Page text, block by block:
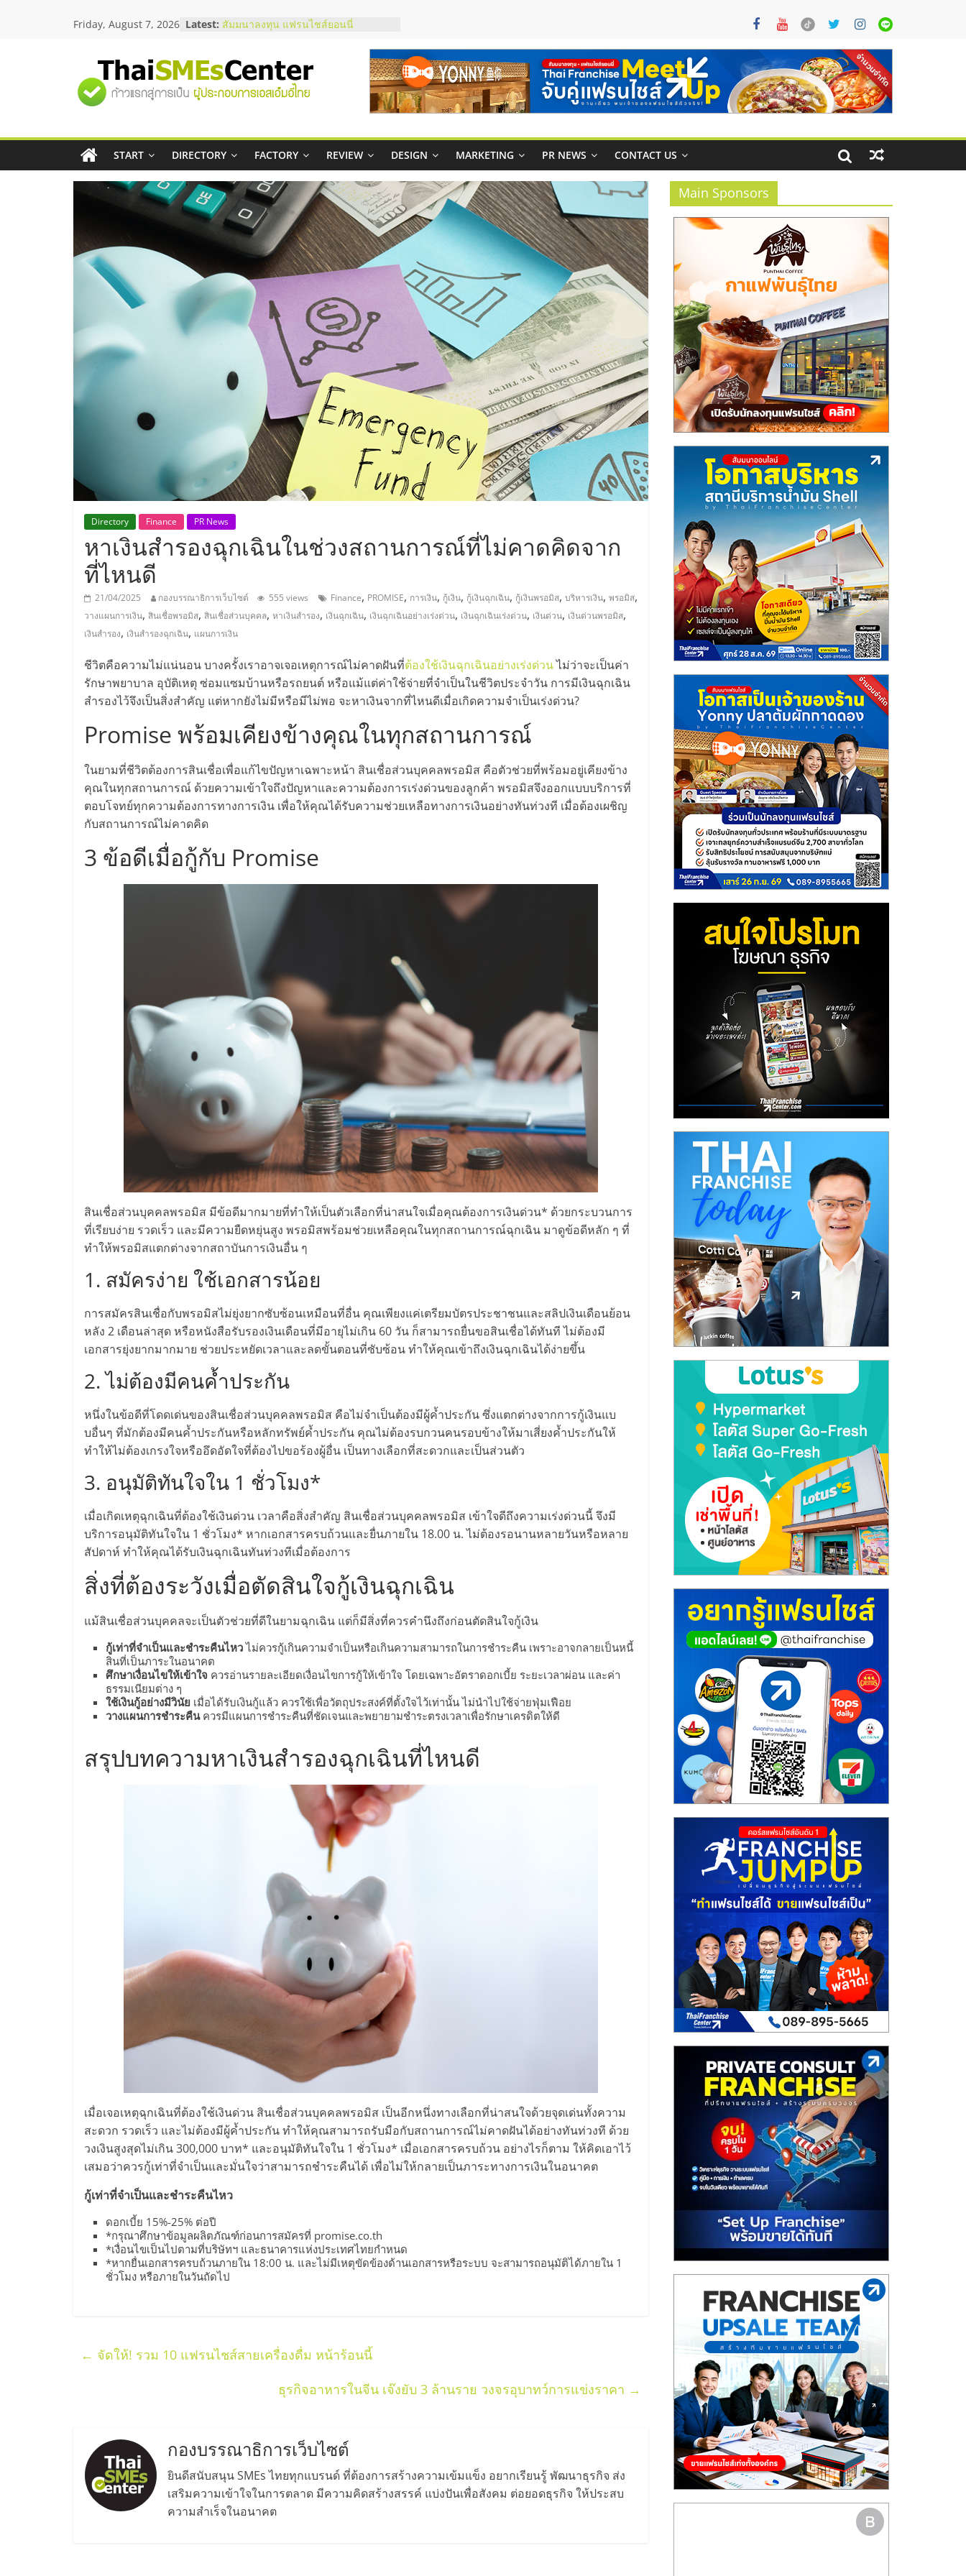
Friday, August 7, 2026 Latest: สัมมนาลงทุน แฟรนไชส์ยอนนี่
ร้านเครื่องเสียงคุณภาพสูง พร้อม
โซลูชันระบบภาพและเสียง
บริษัท Cybersecurity ในไทยที่ไหนดี?
วิธีเลือกผู้ให้บริการให้คุ้มค่าและตอบ
อยากหาเงินทุน เพิ่มสภาพคล่องให้ธุรกิจ
เริ่มยังไงให้ผ่านฉลุย
สัมมนาออนไลน์ โอกาสบริหารสถานี
บริการน้ำมัน Shell
"ศูนย์
รวม
ข้อมูล
ธุรกิจ
SME
แห่ง
ประเทศไทย,
ThaiSMEsCenter,
รวม
ธุรกิจ
เอ
ส
เอ็
มอี
ไทย,
SMEs,
แฟ
รน
ไชส์,
ที่
ปรึกษา
ไชส์,
รวม
ขาย
แฟ
รน
ไชส์
แฟ
รน
ไชส์
ขาย
หน้า
บ้าน
ลงทุน
น้อย
คืน
ทุน
ไว,
ขยาย
แฟ
รน
ไชส์,
ศูนย์
รวม
รน
ทำเล
สำหรับ
START DIRECTORY FACTORY REVIEW DESIGN MARKETING PR NEWS CONTACT US
Directory Finance PR News
หาเงินสำรองฉุกเฉินในช่วงสถานการณ์ที่ไม่คาดคิดจาก
ที่ไหนดี
21/04/2025 กองบรรณาธิการเว็บไซต์ 555 views Finance, PROMISE, การเงิน, กู้เงิน, กู้เงินฉุกเฉิน, กู้เงินพรอมิส, บริหารเงิน, พรอมิส,
วางแผนการเงิน, สินเชื่อพรอมิส, สินเชื่อส่วนบุคคล, หาเงินสำรอง, เงินฉุกเฉิน, เงินฉุกเฉินอย่างเร่งด่วน, เงินฉุกเฉินเร่งด่วน, เงินด่วน, เงินด่วนพรอมิส,
เงินสำรอง, เงินสำรองฉุกเฉิน, แผนการเงิน
ชีวิตคือความไม่แน่นอน บางครั้งเราอาจเจอเหตุการณ์ไม่คาดฝันที่ต้องใช้เงินฉุกเฉินอย่างเร่งด่วนไม่ว่าจะเป็นค่า
รักษาพยาบาล อุบัติเหตุ ซ่อมแซมบ้านหรือรถยนต์ หรือแม้แต่ค่าใช้จ่ายที่จำเป็นในชีวิตประจำวัน การมีเงินฉุกเฉิน
สำรองไว้จึงเป็นสิ่งสำคัญ แต่หากยังไม่มีหรือมีไม่พอ จะหาเงินจากที่ไหนดีเมื่อเกิดความจำเป็นเร่งด่วน?
Promise พร้อมเคียงข้างคุณในทุกสถานการณ์
ในยามที่ชีวิตต้องการสินเชื่อเพื่อแก้ไขปัญหาเฉพาะหน้า สินเชื่อส่วนบุคคลพรอมิส คือตัวช่วยที่พร้อมอยู่เคียงข้าง
คุณในทุกสถานการณ์ ด้วยความเข้าใจถึงปัญหาและความต้องการเร่งด่วนของลูกค้า พรอมิสจึงออกแบบบริการที่
ตอบโจทย์ทุกความต้องการทางการเงิน เพื่อให้คุณได้รับความช่วยเหลือทางการเงินอย่างทันท่วงที เมื่อต้องเผชิญ
กับสถานการณ์ไม่คาดคิด
3 ข้อดีเมื่อกู้กับ Promise
สินเชื่อส่วนบุคคลพรอมิส มีข้อดีมากมายที่ทำให้เป็นตัวเลือกที่น่าสนใจเมื่อคุณต้องการเงินด่วน* ด้วยกระบวนการ
ที่เรียบง่าย รวดเร็ว และมีความยืดหยุ่นสูง พรอมิสพร้อมช่วยเหลือคุณในทุกสถานการณ์ฉุกเฉิน มาดูข้อดีหลัก ๆ ที่
ทำให้พรอมิสแตกต่างจากสถาบันการเงินอื่น ๆ
1. สมัครง่าย ใช้เอกสารน้อย
การสมัครสินเชื่อกับพรอมิสไม่ยุ่งยากซับซ้อนเหมือนที่อื่น คุณเพียงแค่เตรียมบัตรประชาชนและสลิปเงินเดือนย้อน
หลัง 2 เดือนล่าสุด หรือหนังสือรับรองเงินเดือนที่มีอายุไม่เกิน 60 วัน ก็สามารถยื่นขอสินเชื่อได้ทันที ไม่ต้องมี
เอกสารยุ่งยากมากมาย ช่วยประหยัดเวลาและลดขั้นตอนที่ซับซ้อน ทำให้คุณเข้าถึงเงินฉุกเฉินได้ง่ายขึ้น
2. ไม่ต้องมีคนค้ำประกัน
หนึ่งในข้อดีที่โดดเด่นของสินเชื่อส่วนบุคคลพรอมิส คือไม่จำเป็นต้องมีผู้ค้ำประกัน ซึ่งแตกต่างจากการกู้เงินแบ
บอื่นๆ ที่มักต้องมีคนค้ำประกันหรือหลักทรัพย์ค้ำประกัน คุณไม่ต้องรบกวนคนรอบข้างให้มาเสี่ยงค้ำประกันให้
ทำให้ไม่ต้องเกรงใจหรืออึดอัดใจที่ต้องไปขอร้องผู้อื่น เป็นทางเลือกที่สะดวกและเป็นส่วนตัว
3. อนุมัติทันใจใน 1 ชั่วโมง*
เมื่อเกิดเหตุฉุกเฉินที่ต้องใช้เงินด่วน เวลาคือสิ่งสำคัญ สินเชื่อส่วนบุคคลพรอมิส เข้าใจดีถึงความเร่งด่วนนี้ จึงมี
บริการอนุมัติทันใจใน 1 ชั่วโมง* หากเอกสารครบถ้วนและยื่นภายใน 18.00 น. ไม่ต้องรอนานหลายวันหรือหลาย
สัปดาห์ ทำให้คุณได้รับเงินฉุกเฉินทันท่วงทีเมื่อต้องการ
สิ่งที่ต้องระวังเมื่อตัดสินใจกู้เงินฉุกเฉิน
แม้สินเชื่อส่วนบุคคลจะเป็นตัวช่วยที่ดีในยามฉุกเฉิน แต่ก็มีสิ่งที่ควรคำนึงถึงก่อนตัดสินใจกู้เงิน
กู้เท่าที่จำเป็นและชำระคืนไหวไม่ควรกู้เกินความจำเป็นหรือเกินความสามารถในการชำระคืน เพราะอาจกลายเป็นหนี้
สินที่เป็นภาระในอนาคต
ศึกษาเงื่อนไขให้เข้าใจ ควรอ่านรายละเอียดเงื่อนไขการกู้ให้เข้าใจ โดยเฉพาะอัตราดอกเบี้ย ระยะเวลาผ่อน และค่า
ธรรมเนียมต่าง ๆ
ใช้เงินกู้อย่างมีวินัย เมื่อได้รับเงินกู้แล้ว ควรใช้เพื่อวัตถุประสงค์ที่ตั้งใจไว้เท่านั้น ไม่นำไปใช้จ่ายฟุ่มเฟือย
วางแผนการชำระคืนควรมีแผนการชำระคืนที่ชัดเจนและพยายามชำระตรงเวลาเพื่อรักษาเครดิตให้ดี
สรุปบทความหาเงินสำรองฉุกเฉินที่ไหนดี
เมื่อเจอเหตุฉุกเฉินที่ต้องใช้เงินด่วน สินเชื่อส่วนบุคคลพรอมิส เป็นอีกหนึ่งทางเลือกที่น่าสนใจด้วยจุดเด่นทั้งความ
สะดวก รวดเร็ว และไม่ต้องมีผู้ค้ำประกัน ทำให้คุณสามารถรับมือกับสถานการณ์ไม่คาดฝันได้อย่างทันท่วงที ด้วย
วงเงินสูงสุดไม่เกิน 300,000 บาท* และอนุมัติทันใจใน 1 ชั่วโมง* เมื่อเอกสารครบถ้วน อย่างไรก็ตาม ให้คิดเอาไว้
เสมอว่าควรกู้เท่าที่จำเป็นและมั่นใจว่าสามารถชำระคืนได้ เพื่อไม่ให้กลายเป็นภาระทางการเงินในอนาคต
กู้เท่าที่จำเป็นและชำระคืนไหว
ดอกเบี้ย 15%-25% ต่อปี
*กรุณาศึกษาข้อมูลผลิตภัณฑ์ก่อนการสมัครที่ promise.co.th
*เงื่อนไขเป็นไปตามที่บริษัทฯ และธนาคารแห่งประเทศไทยกำหนด
*หากยื่นเอกสารครบถ้วนภายใน 18:00 น. และไม่มีเหตุขัดข้องด้านเอกสารหรือระบบ จะสามารถอนุมัติได้ภายใน 1
ชั่วโมง หรือภายในวันถัดไป
← จัดให้! รวม 10 แฟรนไชส์สายเครื่องดื่ม หน้าร้อนนี้
ธุรกิจอาหารในจีน เจ๊งยับ 3 ล้านราย วงจรอุบาทว์การแข่งราคา →
กองบรรณาธิการเว็บไซต์
ยินดีสนับสนุน SMEs ไทยทุกแบรนด์ ที่ต้องการสร้างความเข้มแข็ง อยากเรียนรู้ พัฒนาธุรกิจ ส่ง
เสริมความเข้าใจในการตลาด มีความคิดสร้างสรรค์ แบ่งปันเพื่อสังคม ต่อยอดธุรกิจ ให้ประสบ
ความสำเร็จในอนาคต
Main Sponsors